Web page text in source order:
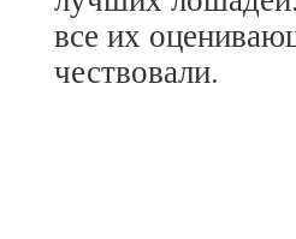
все их
чествовали.